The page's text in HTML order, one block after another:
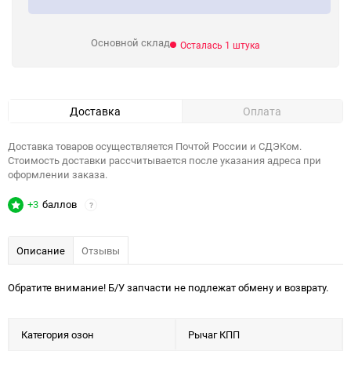
Основной склад Осталась 1 штука
Доставка Оплата
Доставка товаров осуществляется Почтой России и СДЭКом.
Стоимость доставки рассчитывается после указания адреса при
оформлении заказа.
+3 баллов ?
Описание Отзывы
Обратите внимание! Б/У запчасти не подлежат обмену и возврату.
Категория озон Рычаг КПП